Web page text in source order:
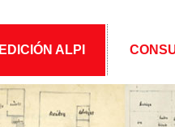
EDICIÓN ALPI